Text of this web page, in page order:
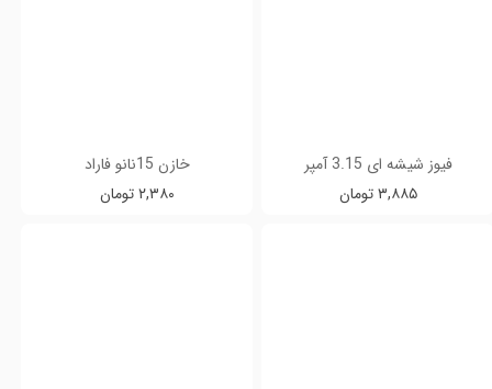
فیوز شیشه ای 3.15 آمپر
۳,۸۸۵ تومان
خازن 15نانو فاراد
۲,۳۸۰ تومان